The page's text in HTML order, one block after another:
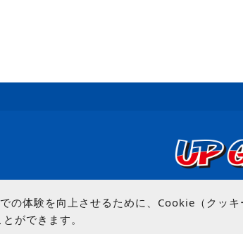
の体験を向上させるために、Cookie（クッ
ができます。